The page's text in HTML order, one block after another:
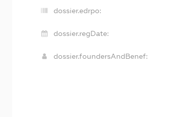
dossier.edrpo:
dossier.regDate:
dossier.foundersAndBenef: